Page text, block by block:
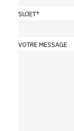
SUJET*
VOTRE MESSAGE